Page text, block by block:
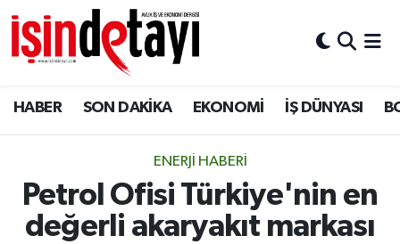
HABER SON DAKİKA EKONOMİ İŞ DÜNYASI
ENERJİ HABERİ
Petrol Ofisi Türkiye'nin en
değerli akaryakıt markası
DÜNYA
Eğitim
ENERJİ HABERİ
Nöbetçi Eczaneler
Hava Durumu
İstanbul Namaz Vakitleri
Trafik Durumu